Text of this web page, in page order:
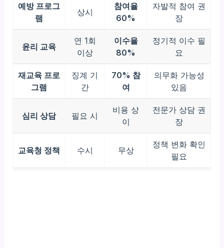
예방 프로그
램
상시
참여율
60%
자발적 참여 권
장
윤리 교육
연 1회
이상
이수율
80%
정기적 이수 필
요
재교육 프로
그램
징계 기
간
70% 참
여
의무화 가능성
있음
심리 상담 필요 시
비용 상
이
전문가 상담 권
장
교육청 정책 수시 무상
정책 변화 확인
필요